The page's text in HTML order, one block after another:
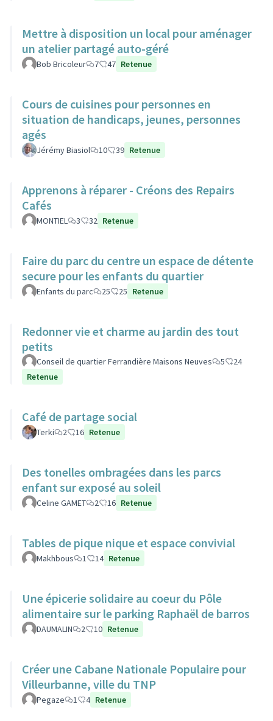
Mettre à disposition un local pour aménager
un atelier partagé auto-géré
Bob Bricoleur 7 47 Retenue
Cours de cuisines pour personnes en
situation de handicaps, jeunes, personnes
agés
Jérémy Biasiol 10 39 Retenue
Apprenons à réparer - Créons des Repairs
Cafés
MONTIEL 3 32 Retenue
Faire du parc du centre un espace de détente
secure pour les enfants du quartier
Enfants du parc 25 25 Retenue
Redonner vie et charme au jardin des tout
petits
Conseil de quartier Ferrandière Maisons Neuves 5
24
Retenue
Café de partage social
Terki 2 16 Retenue
Des tonelles ombragées dans les parcs
enfant sur exposé au soleil
Celine GAMET 2 16 Retenue
Tables de pique nique et espace convivial
Makhbous 1 14 Retenue
Une épicerie solidaire au coeur du Pôle
alimentaire sur le parking Raphaël de barros
DAUMALIN 2 10 Retenue
Créer une Cabane Nationale Populaire pour
Villeurbanne, ville du TNP
Pegaze 1 4 Retenue